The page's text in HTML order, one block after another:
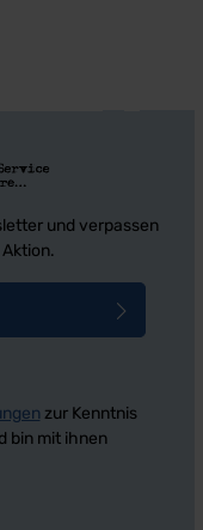
und verpassen
zur Kenntnis
bin mit ihnen